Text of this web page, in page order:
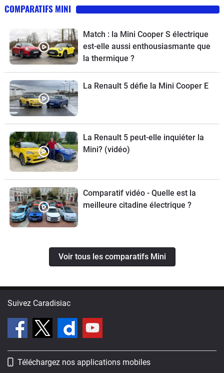
COMPARATIFS MINI
Match : la Mini Cooper S électrique
est-elle aussi enthousiasmante que
la thermique ?
La Renault 5 défie la Mini Cooper E
La Renault 5 peut-elle inquiéter la
Mini? (vidéo)
Comparatif vidéo - Quelle est la
meilleure citadine électrique ?
Voir tous les comparatifs Mini
Suivez Caradisiac
Téléchargez nos applications mobiles